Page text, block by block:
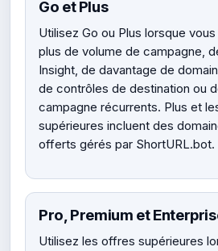
Go et Plus
Utilisez Go ou Plus lorsque
plus de volume de campagne,
Insight, de davantage de
de contrôles de destination ou
campagne récurrents. Plus et
supérieures incluent des
offerts gérés par ShortURL.bot.
Pro, Premium et
Utilisez les offres supérieures